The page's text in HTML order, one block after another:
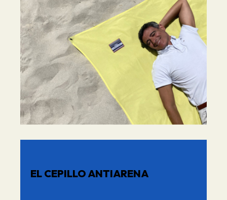
EL CEPILLO ANTIARENA